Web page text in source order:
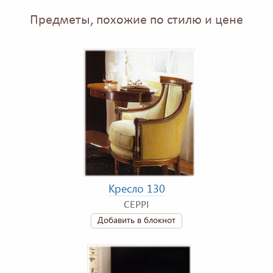
Предметы, похожие по стилю и цене
Кресло 130
CEPPI
Добавить в блокнот